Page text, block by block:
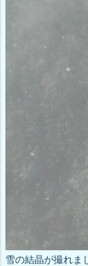
雪の結晶が撮れ